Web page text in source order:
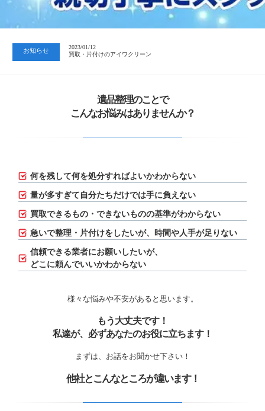
お知らせ
2023/07/24
中日新聞 岐阜版「空き家対策SOS」コーナーに掲載いただきまし…
2023/01/12
買取・片付けのアイワクリーン
遺品整理のことで
こんなお悩みはありませんか？
何を残して何を処分すればよいかわからない
量が多すぎて自分たちだけでは手に負えない
買取できるもの・できないものの基準がわからない
急いで整理・片付けをしたいが、 時間や人手が足りない
信頼できる業者にお願いしたいが、
どこに頼んでいいかわからない
様々な悩みや不安があると思います。
もう大丈夫です！
私達が、必ずあなたのお役に立ちます！
まずは、お話をお聞かせ下さい！
他社とこんなところが違います！